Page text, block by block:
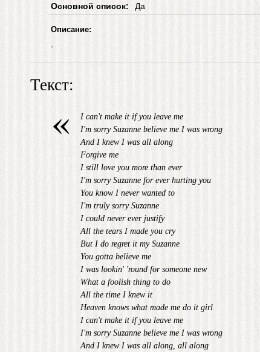
Основной список:
Да
Описание:
-
Текст:
«
I can't make it if you leave me
I'm sorry Suzanne believe me I was wrong
And I knew I was all along
Forgive me
I still love you more than ever
I'm sorry Suzanne for ever hurting you
You know I never wanted to
I'm truly sorry Suzanne
I could never ever justify
All the tears I made you cry
But I do regret it my Suzanne
You gotta believe me
I was lookin' 'round for someone new
What a foolish thing to do
All the time I knew it
Heaven knows what made me do it girl
I can't make it if you leave me
I'm sorry Suzanne believe me I was wrong
And I knew I was all along, all along